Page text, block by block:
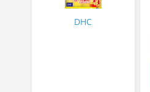
DHC